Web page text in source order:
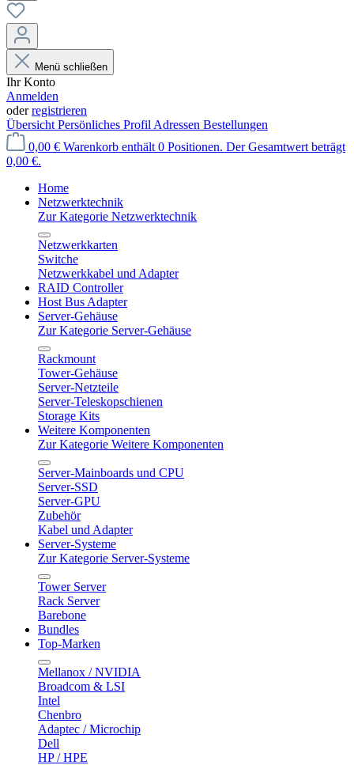
Menü schließen
Ihr Konto
Anmelden
oderregistrieren
Übersicht Persönliches Profil Adressen Bestellungen
0,00 € Warenkorb enthält 0 Positionen. Der Gesamtwert beträgt
0,00 €.
Home
Netzwerktechnik
Zur Kategorie Netzwerktechnik
Netzwerkkarten
Switche
Netzwerkkabel und Adapter
RAID Controller
Host Bus Adapter
Server-Gehäuse
Zur Kategorie Server-Gehäuse
Rackmount
Tower-Gehäuse
Server-Netzteile
Server-Teleskopschienen
Storage Kits
Weitere Komponenten
Zur Kategorie Weitere Komponenten
Server-Mainboards und CPU
Server-SSD
Server-GPU
Zubehör
Kabel und Adapter
Server-Systeme
Zur Kategorie Server-Systeme
Tower Server
Rack Server
Barebone
Bundles
Top-Marken
Mellanox / NVIDIA
Broadcom & LSI
Intel
Chenbro
Adaptec / Microchip
Dell
HP / HPE